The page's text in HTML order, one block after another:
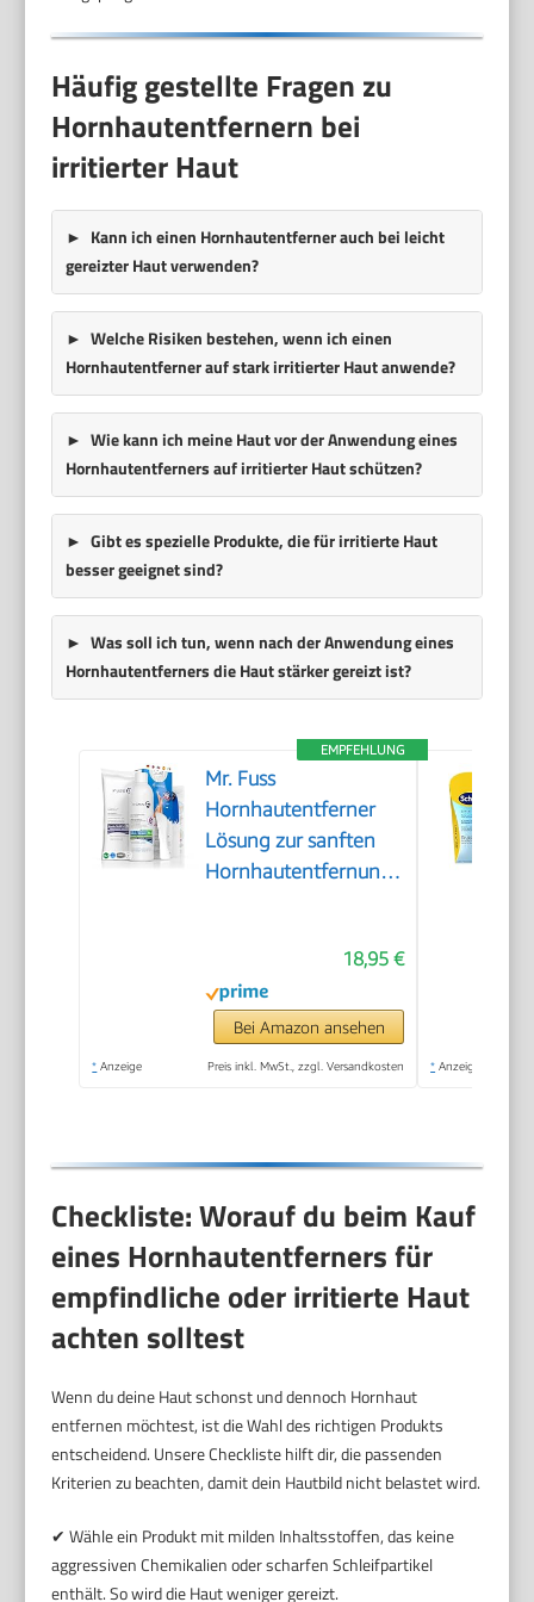
Häufig gestellte Fragen zu
Hornhautentfernern bei
irritierter Haut
Kann ich einen Hornhautentferner auch bei leicht
gereizter Haut verwenden?
Welche Risiken bestehen, wenn ich einen
Hornhautentferner auf stark irritierter Haut anwende?
Wie kann ich meine Haut vor der Anwendung eines
Hornhautentferners auf irritierter Haut schützen?
Gibt es spezielle Produkte, die für irritierte Haut
besser geeignet sind?
Was soll ich tun, wenn nach der Anwendung eines
Hornhautentferners die Haut stärker gereizt ist?
EMPFEHLUNG
Mr. Fuss
Hornhautentferner
Lösung zur sanften
Hornhautentfernung
Fußpflege Pediküre
Set ohne Schleifen
mit Sofort-Effekt.
18,95 €
Bei Amazon ansehen
* Anzeige Preis inkl. MwSt., zzgl. Versandkosten * Anzeige
Checkliste: Worauf du beim Kauf
eines Hornhautentferners für
empfindliche oder irritierte Haut
achten solltest
Wenn du deine Haut schonst und dennoch Hornhaut
entfernen möchtest, ist die Wahl des richtigen Produkts
entscheidend. Unsere Checkliste hilft dir, die passenden
Kriterien zu beachten, damit dein Hautbild nicht belastet wird.
✔ Wähle ein Produkt mit milden Inhaltsstoffen, das keine
aggressiven Chemikalien oder scharfen Schleifpartikel
enthält. So wird die Haut weniger gereizt.